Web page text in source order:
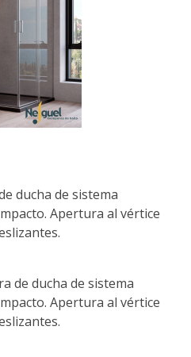
ducha de sistema
Apertura al vértice
de ducha de sistema
Apertura al vértice